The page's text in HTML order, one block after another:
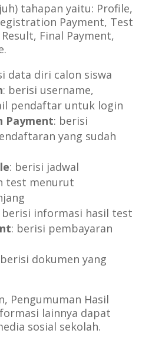
tahapan yaitu: Profile,
Payment, Test
Final Payment,
data diri calon siswa
: berisi username,
pendaftar untuk login
Payment: berisi
yang sudah
: berisi jadwal
test menurut
berisi informasi hasil test
: berisi pembayaran
dokumen yang
Pengumuman Hasil
lainnya dapat
sosial sekolah.